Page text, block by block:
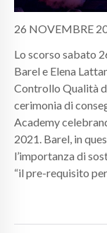
26 NOVEMBRE
Lo scorso sabato
Barel e Elena
Controllo Qualità
cerimonia di
Academy
2021. Barel, in
l’importanza di
“il pre-requisito